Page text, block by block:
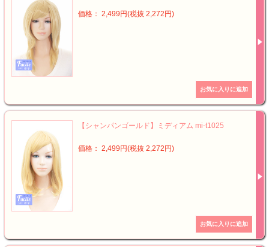
価格： 2,499円(税抜 2,272円)
【シャンパンゴールド】ミディアム mi-t1025
価格： 2,499円(税抜 2,272円)